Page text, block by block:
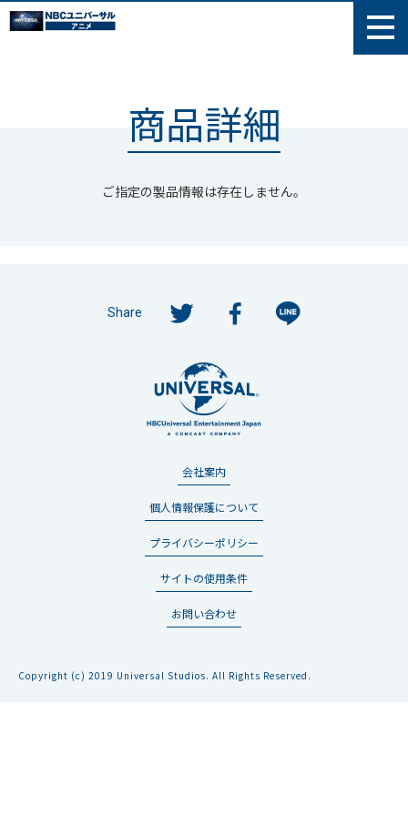
商品詳細
ご指定の製品情報は存在しません。
Share
会社案内
個人情報保護について
プライバシーポリシー
サイトの使用条件
お問い合わせ
Copyright (c) 2019 Universal Studios. All Rights Reserved.